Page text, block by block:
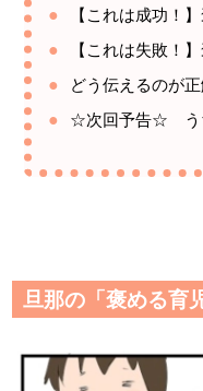
【これは成功！
【これは失敗！
どう伝えるのが正
☆次回予告☆ う
旦那の「褒める育